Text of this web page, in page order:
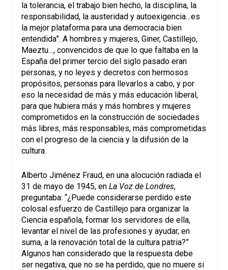
la tolerancia, el trabajo bien hecho, la disciplina, la
responsabilidad, la austeridad y autoexigencia…es
la mejor plataforma para una democracia bien
entendida”. A hombres y mujeres, Giner, Castillejo,
Maeztu…, convencidos de que lo que faltaba en la
España del primer tercio del siglo pasado eran
personas, y no leyes y decretos con hermosos
propósitos, personas para llevarlos a cabo, y por
eso la necesidad de más y más educación liberal,
para que hubiera más y más hombres y mujeres
comprometidos en la construcción de sociedades
más libres, más responsables, más comprometidas
con el progreso de la ciencia y la difusión de la
cultura.
Alberto Jiménez Fraud, en una alocución radiada el
31 de mayo de 1945, enLa Voz de Londres,
preguntaba: “¿Puede considerarse perdido este
colosal esfuerzo de Castillejo para organizar la
Ciencia española, formar los servidores de ella,
levantar el nivel de las profesiones y ayudar, en
suma, a la renovación total de la cultura patria?”
Algunos han considerado que la respuesta debe
ser negativa, que no se ha perdido, que no muere si